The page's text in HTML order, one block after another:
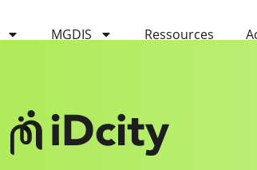
MGDIS Ressources